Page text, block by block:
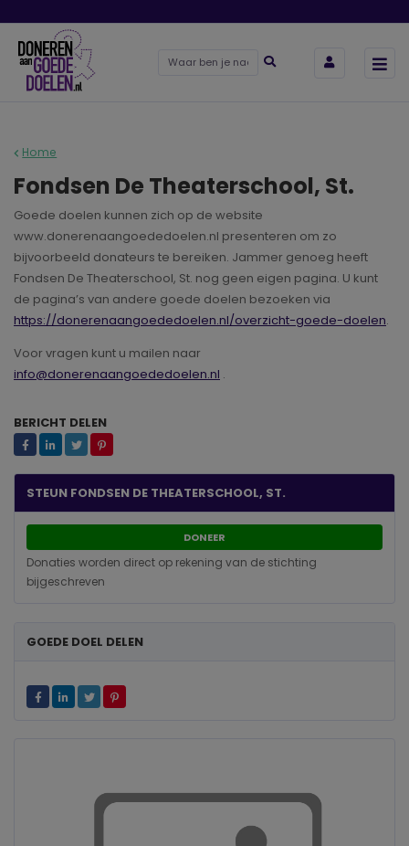
Home
Fondsen De Theaterschool, St.
Goede doelen kunnen zich op de website
www.donerenaangoededoelen.nl presenteren om zo
bijvoorbeeld donateurs te bereiken. Jammer genoeg heeft
Fondsen De Theaterschool, St. nog geen eigen pagina. U kunt
de pagina’s van andere goede doelen bezoeken via
https://donerenaangoededoelen.nl/overzicht-goede-doelen.
Voor vragen kunt u mailen naar
info@donerenaangoededoelen.nl .
BERICHT DELEN
STEUN FONDSEN DE THEATERSCHOOL, ST.
DONEER
Donaties worden direct op rekening van de stichting
bijgeschreven
GOEDE DOEL DELEN